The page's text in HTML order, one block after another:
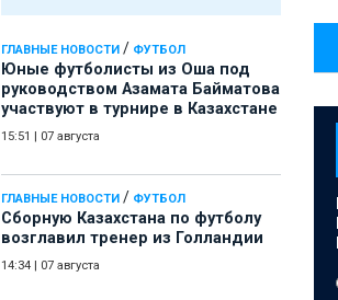
ГЛАВНЫЕ НОВОСТИ / ФУТБОЛ
Юные футболисты из Оша под
руководством Азамата Байматова
участвуют в турнире в Казахстане
15:51 07 августа
ГЛАВНЫЕ НОВОСТИ / ФУТБОЛ
Сборную Казахстана по футболу
возглавил тренер из Голландии
14:34 07 августа